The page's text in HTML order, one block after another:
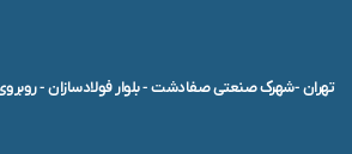
تهران -شهرک صنعتی صفادشت - بلوار فولادسازان - روبروی